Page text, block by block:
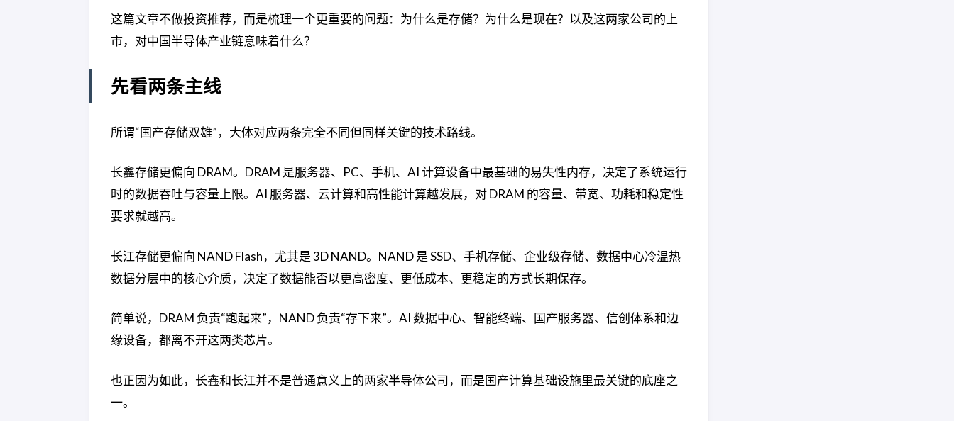
这篇文章不做投资推荐，而是梳理一个更重要的问题：为什么是存储？为什么是现在？以及这两家公司的上
市，对中国半导体产业链意味着什么？
先看两条主线
所谓“国产存储双雄”，大体对应两条完全不同但同样关键的技术路线。
长鑫存储更偏向 DRAM。DRAM 是服务器、PC、手机、AI 计算设备中最基础的易失性内存，决定了系统运行
时的数据吞吐与容量上限。AI 服务器、云计算和高性能计算越发展，对 DRAM 的容量、带宽、功耗和稳定性
要求就越高。
长江存储更偏向 NAND Flash，尤其是 3D NAND。NAND 是 SSD、手机存储、企业级存储、数据中心冷温热
数据分层中的核心介质，决定了数据能否以更高密度、更低成本、更稳定的方式长期保存。
简单说，DRAM 负责“跑起来”，NAND 负责“存下来”。AI 数据中心、智能终端、国产服务器、信创体系和边
缘设备，都离不开这两类芯片。
也正因为如此，长鑫和长江并不是普通意义上的两家半导体公司，而是国产计算基础设施里最关键的底座之
一。